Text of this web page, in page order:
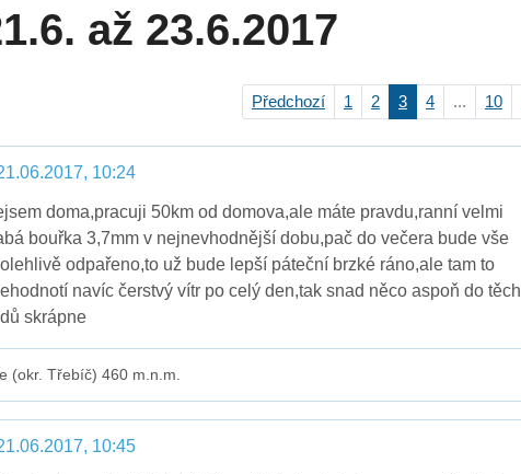
až 23.6.2017
Předchozí 1 2 3 4 ... 10
10:24
doma,pracuji 50km od domova,ale máte pravdu,ranní velmi
bouřka 3,7mm v nejnevhodnější dobu,pač do večera bude vše
odpařeno,to už bude lepší páteční brzké ráno,ale tam to
navíc čerstvý vítr po celý den,tak snad něco aspoň do těch
skrápne
(okr. Třebíč) 460 m.n.m.
10:45